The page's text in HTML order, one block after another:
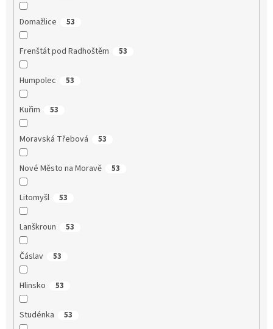
Domažlice 53
Frenštát pod Radhoštěm 53
Humpolec 53
Kuřim 53
Moravská Třebová 53
Nové Město na Moravě 53
Litomyšl 53
Lanškroun 53
Čáslav 53
Hlinsko 53
Studénka 53